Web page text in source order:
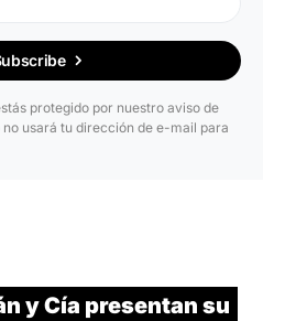
protegido por nuestro aviso de
usará tu dirección de e-mail para
y Cía presentan su